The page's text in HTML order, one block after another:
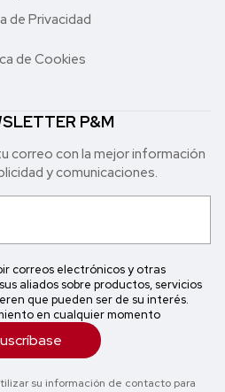
de Privacidad
de Cookies
P&M
correo con la mejor in formación
y comunicaciones.
correos electrónicos y otras
aliados sobre productos, servicios
que pueden ser de su interés.
en cualquier momento
su información de contacto para